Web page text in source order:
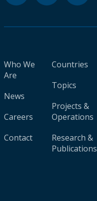
Who We
Are
News
Careers
Contact
Countries
Topics
Projects &
Operations
Research &
Publications